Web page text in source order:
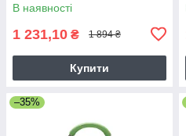
В наявності
1 231,10 ₴ 1 894 ₴
Купити
–35%